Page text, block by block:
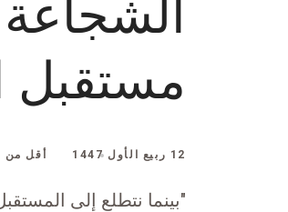
مستقبل
12 ربيع الأول 1447 أقل من